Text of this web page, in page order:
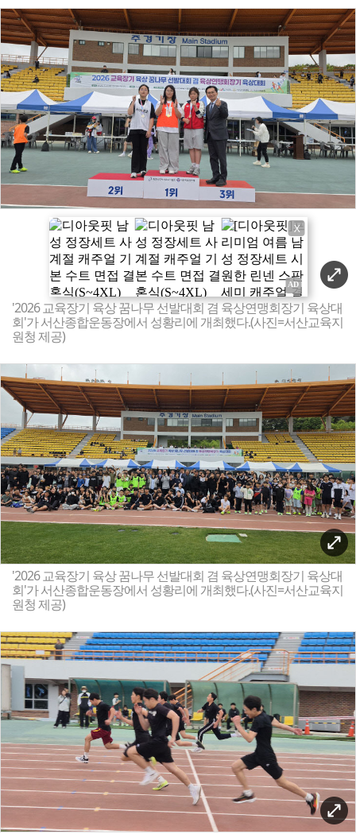
X
'2026 교육장기 육상 꿈나무 선발대회 겸 육상연맹회장기 육상대
회'가 서산종합운동장에서 성황리에 개최했다.(사진=서산교육지
원청 제공)
'2026 교육장기 육상 꿈나무 선발대회 겸 육상연맹회장기 육상대
회'가 서산종합운동장에서 성황리에 개최했다.(사진=서산교육지
원청 제공)